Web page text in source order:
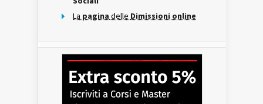
La pagina delle Dimissioni online